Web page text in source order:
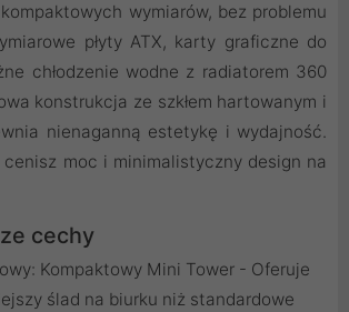
wymiarów, bez problemu
płyty ATX, karty graficzne do
chłodzenie wodne z radiatorem 360
konstrukcja ze szkłem hartowanym i
nienaganną estetykę i wydajność.
moc i minimalistyczny design na
cechy
Kompaktowy Mini Tower - Oferuje
ślad na biurku niż standardowe